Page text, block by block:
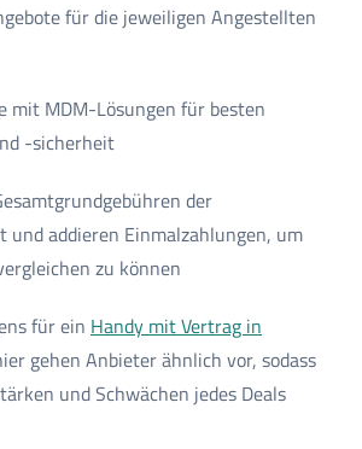
für die jeweiligen Angestellten
mit MDM-Lösungen für besten
-sicherheit
der
und addieren Einmalzahlungen, um
zu können
für ein Handy mit Vertrag in
gehen Anbieter ähnlich vor, sodass
und Schwächen jedes Deals